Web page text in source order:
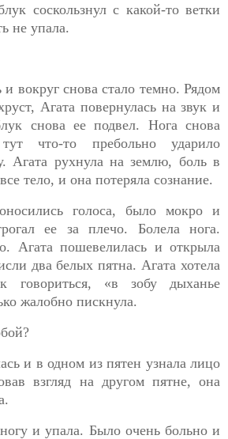
соскользнул с какой-то ветки
не упала.
и вокруг снова стало темно. Рядом
Агата повернулась на звук и
снова ее подвел. Нога снова
что-то пребольно ударило
Агата рухнула на землю, боль в
тело, и она потеряла сознание.
голоса, было мокро и
ее за плечо. Болела нога.
Агата пошевелилась и открыла
два белых пятна. Агата хотела
говориться, «в зобу дыханье
жалобно пискнула.
и в одном из пятен узнала лицо
взгляд на другом пятне, она
и упала. Было очень больно и